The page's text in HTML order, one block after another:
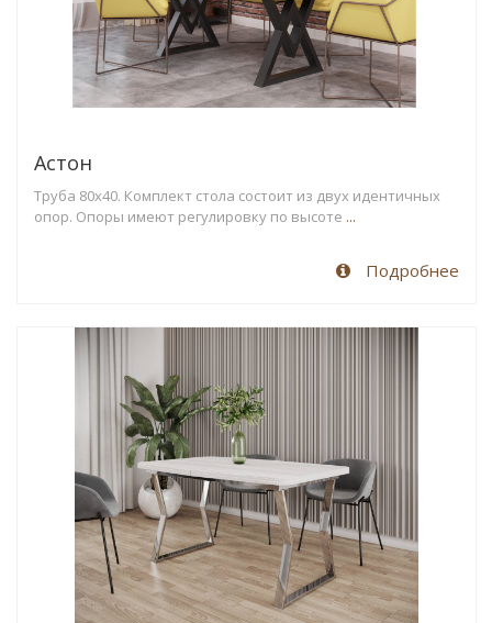
Астон
Труба 80х40. Комплект стола состоит из двух идентичных
опор. Опоры имеют регулировку по высоте ...
Подробнее